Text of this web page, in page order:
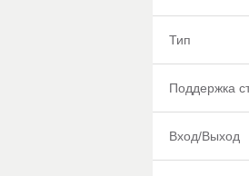
Тип
Поддержка
Вход/Выход